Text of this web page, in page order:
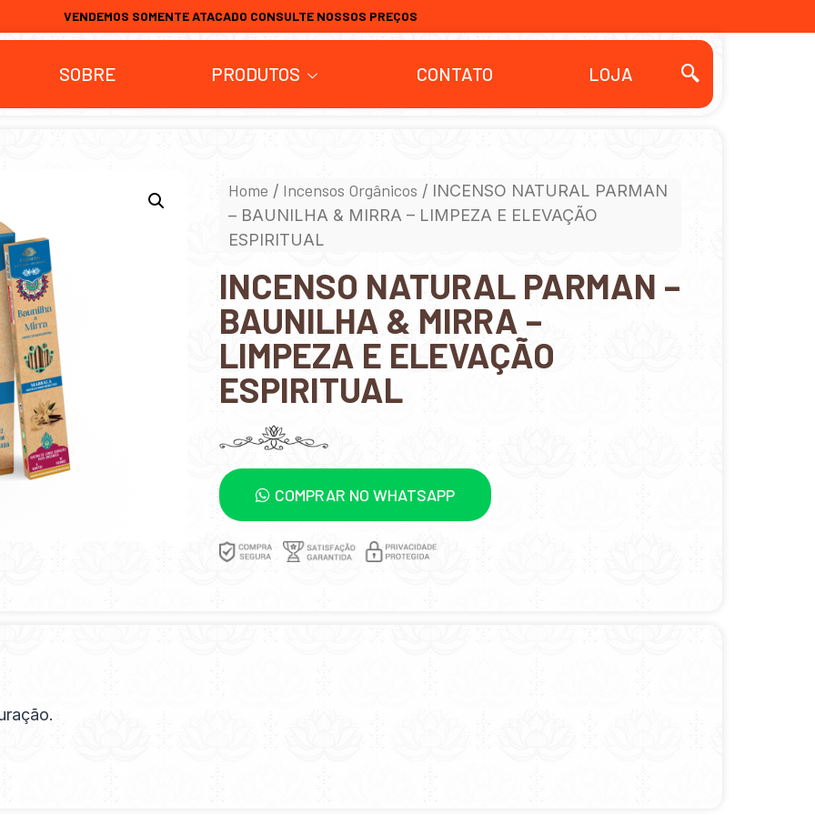
VENDEMOS SOMENTE ATACADO CONSULTE NOSSOS PREÇOS
SOBRE PRODUTOS CONTATO LOJA
Home / Incensos Orgânicos / INCENSO NATURAL PARMAN
– BAUNILHA & MIRRA – LIMPEZA E ELEVAÇÃO
ESPIRITUAL
INCENSO NATURAL PARMAN –
BAUNILHA & MIRRA –
LIMPEZA E ELEVAÇÃO
ESPIRITUAL
COMPRAR NO WHATSAPP